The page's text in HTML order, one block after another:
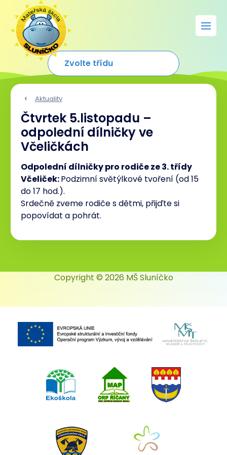
Aktuality
Čtvrtek 5.listopadu –
odpolední dílničky ve
Včeličkách
Odpolední dílničky pro rodiče ze 3. třídy
Včeliček:Podzimní světýlkové tvoření (od 15
do 17 hod.).
Srdečně zveme rodiče s dětmi, přijďte si
popovídat a pohrát.
Copyright © 2026 MŠ Sluníčko